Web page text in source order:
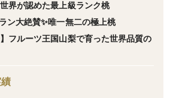
『ラヴィット』『あしたの内村!』
ど人気ゴールデンTV番組に出演
は超国民的TV番組『世界の果てま
・大・大反響を頂いております！！
世界が認めた最上級ランク桃
ン大絶賛✨唯一無二の極上桃
】フルーツ王国山梨で育った世界品質の